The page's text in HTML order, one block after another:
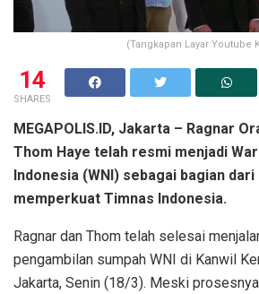
(Tangkapan Layar Youtube
14
SHARES
MEGAPOLIS.ID, Jakarta – Ragnar
Thom Haye telah resmi menjadi
Indonesia (WNI) sebagai bagian
memperkuat Timnas Indonesia.
Ragnar dan Thom telah selesai
pengambilan sumpah WNI di Kanwil
Jakarta, Senin (18/3). Meski